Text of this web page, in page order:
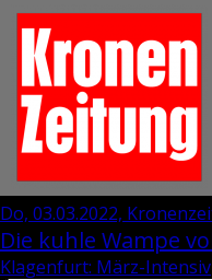
Do, 03.03.2022,
Die kuhle Wampe
Klagenfurt: März-